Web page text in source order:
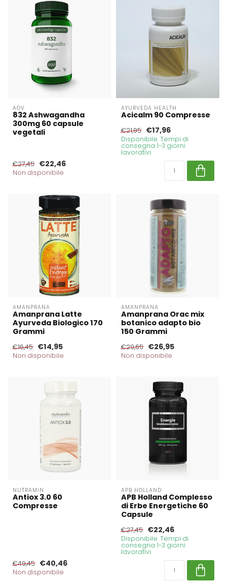
AOV
832 Ashwagandha
300mg 60 capsule
vegetali
€27,45 €22,46
Non disponibile
AYURVEDA HEALTH
Acicalm 90 Compresse
€21,95 €17,96
Disponibile. Tempi di
consegna 1-3 giorni
lavorativi
AMANPRANA
Amanprana Latte
Ayurveda Biologico 170
Grammi
€16,45 €14,95
Non disponibile
AMANPRANA
Amanprana Orac mix
botanico adapto bio
150 Grammi
€29,65 €26,95
Non disponibile
NUTRAMIN
Antiox 3.0 60
Compresse
€49,45 €40,46
Non disponibile
APB HOLLAND
APB Holland Complesso
di Erbe Energetiche 60
Capsule
€27,45 €22,46
Disponibile. Tempi di
consegna 1-3 giorni
lavorativi